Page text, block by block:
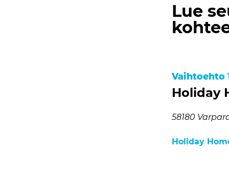
Lue
Vaihtoehto
Holiday
58180
Holiday